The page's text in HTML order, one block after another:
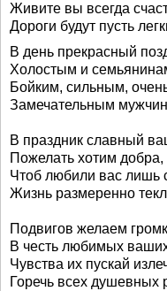
Живите вы всегда
Дороги будут пусть
В день прекрасный
Холостым и
Бойким, сильным,
Замечательным
В праздник славный
Пожелать хотим добра,
Чтоб любили вас лишь
Жизнь размеренно
Подвигов желаем
В честь любимых
Чувства их пускай
Горечь всех душевных